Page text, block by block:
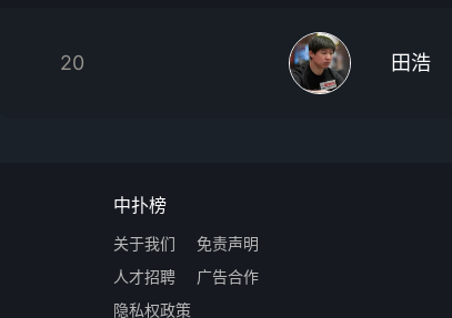
20 田浩
中扑榜
关于我们
免责声明
人才招聘
广告合作
隐私权政策